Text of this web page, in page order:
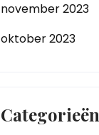
november 2023
oktober 2023
Categorieën